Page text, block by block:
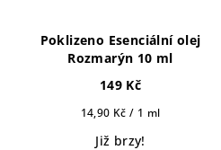
Poklizeno Esenciální olej
Rozmarýn 10 ml
149 Kč
Měrná
14,90 Kč / 1 ml
Již brzy!